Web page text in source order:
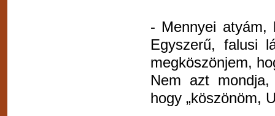
- Mennyei atyám,
Egyszerű, falusi
megköszönjem,
Nem azt mondja,
hogy „köszönöm,